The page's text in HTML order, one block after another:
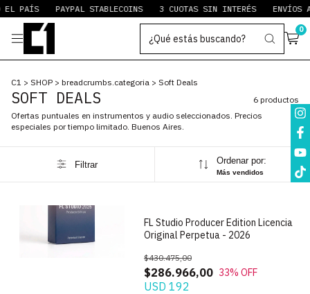
PAÍS PAYPAL STABLECOINS 3 CUOTAS SIN INTERÉS ENVÍOS
0
C1 > SHOP > breadcrumbs.categoria > Soft Deals
SOFT DEALS
6 productos
Ofertas puntuales en instrumentos y audio seleccionados. Precios
especiales por tiempo limitado. Buenos Aires.
Filtrar Ordenar por:
Más vendidos
FL Studio Producer Edition Licencia
Original Perpetua - 2026
$286.966,00
$430.475,00
33% OFF
USD 192